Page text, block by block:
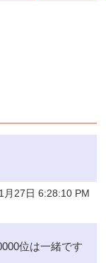
月27日 6:28:10 PM
位は一緒です